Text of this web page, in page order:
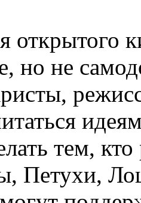
открытого
но не
тем,
Петухи,